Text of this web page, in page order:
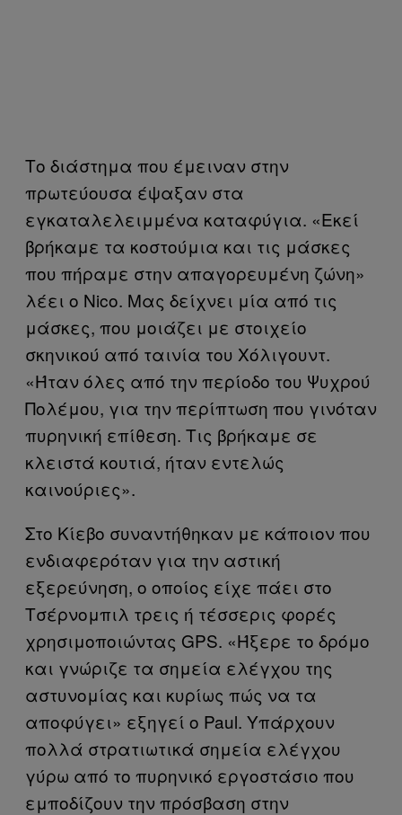
Το διάστημα που έμειναν στην
πρωτεύουσα έψαξαν στα
εγκαταλελειμμένα καταφύγια. «Εκεί
βρήκαμε τα κοστούμια και τις μάσκες
που πήραμε στην απαγορευμένη ζώνη»
λέει ο Nico. Μας δείχνει μία από τις
μάσκες, που μοιάζει με στοιχείο
σκηνικού από ταινία του Χόλιγουντ.
«Ήταν όλες από την περίοδο του Ψυχρού
Πολέμου, για την περίπτωση που γινόταν
πυρηνική επίθεση. Τις βρήκαμε σε
κλειστά κουτιά, ήταν εντελώς
καινούριες».
Στο Κίεβο συναντήθηκαν με κάποιον που
ενδιαφερόταν για την αστική
εξερεύνηση, ο οποίος είχε πάει στο
Τσέρνομπιλ τρεις ή τέσσερις φορές
χρησιμοποιώντας GPS. «Ήξερε το δρόμο
και γνώριζε τα σημεία ελέγχου της
αστυνομίας και κυρίως πώς να τα
αποφύγει» εξηγεί ο Paul. Υπάρχουν
πολλά στρατιωτικά σημεία ελέγχου
γύρω από το πυρηνικό εργοστάσιο που
εμποδίζουν την πρόσβαση στην